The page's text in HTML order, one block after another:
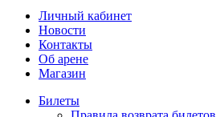
Личный кабинет
Новости
Контакты
Об арене
Магазин
Билеты